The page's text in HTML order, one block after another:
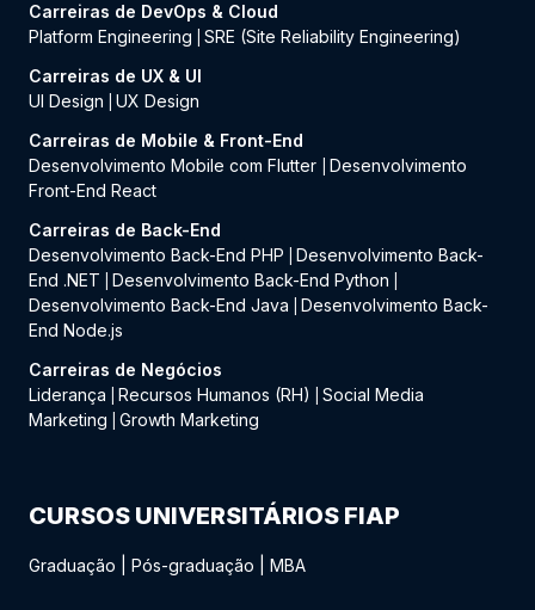
Carreiras de DevOps & Cloud
Platform Engineering
SRE (Site Reliability Engineering)
Carreiras de UX & UI
UI Design
UX Design
Carreiras de Mobile & Front-End
Desenvolvimento Mobile com Flutter
Desenvolvimento
Front-End React
Carreiras de Back-End
Desenvolvimento Back-End PHP
Desenvolvimento Back-
End .NET
Desenvolvimento Back-End Python
Desenvolvimento Back-End Java
Desenvolvimento Back-
End Node.js
Carreiras de Negócios
Liderança
Recursos Humanos (RH)
Social Media
Marketing
Growth Marketing
CURSOS UNIVERSITÁRIOS FIAP
Graduação Pós-graduação MBA